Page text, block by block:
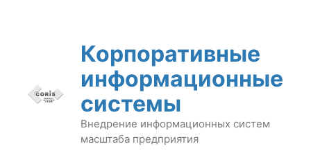
Корпоративные
информационные
системы
Внедрение информационных систем
масштаба предприятия